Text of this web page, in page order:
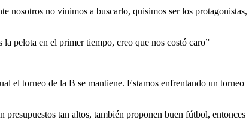
nosotros no vinimos a buscarlo, quisimos ser los protagonistas,
pelota en el primer tiempo, creo que nos costó caro”
el torneo de la B se mantiene. Estamos enfrentando un torneo
tan altos, también proponen buen fútbol, entonces